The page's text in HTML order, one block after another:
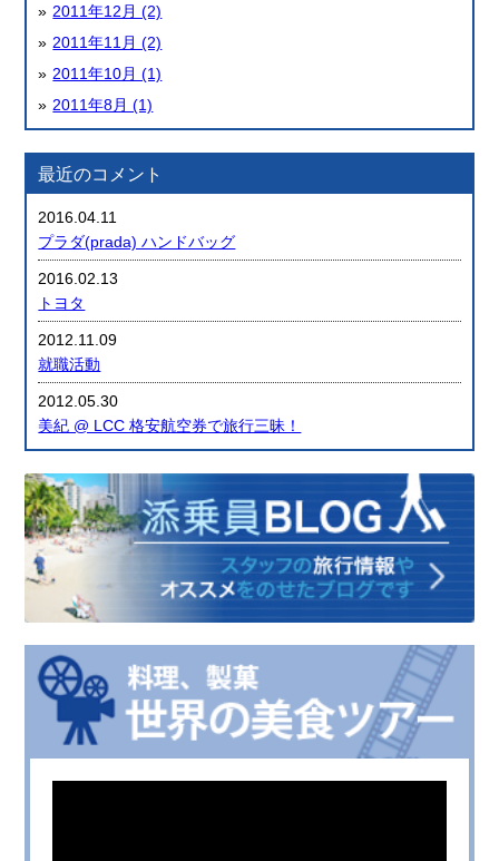
2011年12月 (2)
2011年11月 (2)
2011年10月 (1)
2011年8月 (1)
最近のコメント
2016.04.11
プラダ(prada) ハンドバッグ
2016.02.13
トヨタ
2012.11.09
就職活動
2012.05.30
美紀 @ LCC 格安航空券で旅行三昧！